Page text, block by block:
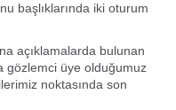
başlıklarında iki oturum
açıklamalarda bulunan
gözlemci üye olduğumuz
noktasında son